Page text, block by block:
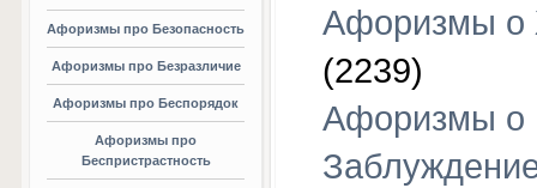
Афоризмы про Безопасность
Афоризмы про Безразличие
Афоризмы про Беспорядок
Афоризмы про
Беспристрастность
Афоризмы о
(2239)
Афоризмы о